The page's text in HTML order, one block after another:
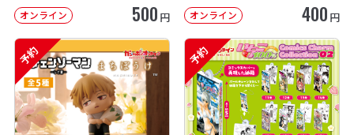
オンライン 500 円 オンライン 400 円
予約 予約